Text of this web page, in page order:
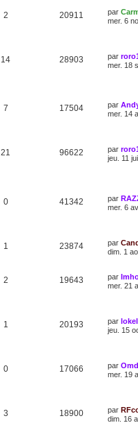
2 20911 par
mer. 6
14 28903 par
mer. 18
7 17504 par
mer. 14
21 96622 par
jeu. 11
0 41342 par
mer. 6
1 23874 par
dim. 1
2 19643 par
mer. 21
1 20193 par
jeu. 15
0 17066 par
mer. 19
3 18900 par
dim. 16